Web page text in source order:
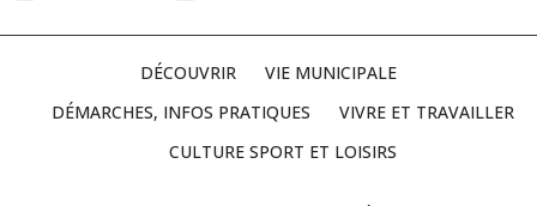
DÉCOUVRIR
VIE MUNICIPALE
DÉMARCHES, INFOS PRATIQUES
VIVRE ET TRAVAILLER
CULTURE SPORT ET LOISIRS